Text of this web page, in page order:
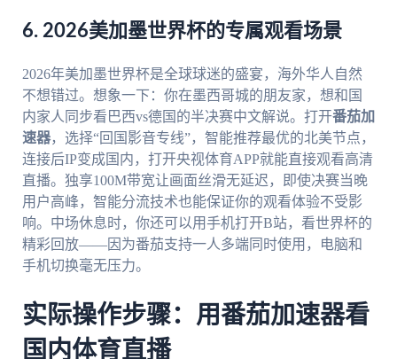
6. 2026美加墨世界杯的专属观看场景
2026年美加墨世界杯是全球球迷的盛宴，海外华人自然
不想错过。想象一下：你在墨西哥城的朋友家，想和国
内家人同步看巴西vs德国的半决赛中文解说。打开番茄加
速器，选择“回国影音专线”，智能推荐最优的北美节点，
连接后IP变成国内，打开央视体育APP就能直接观看高清
直播。独享100M带宽让画面丝滑无延迟，即使决赛当晚
用户高峰，智能分流技术也能保证你的观看体验不受影
响。中场休息时，你还可以用手机打开B站，看世界杯的
精彩回放——因为番茄支持一人多端同时使用，电脑和
手机切换毫无压力。
实际操作步骤：用番茄加速器看
国内体育直播